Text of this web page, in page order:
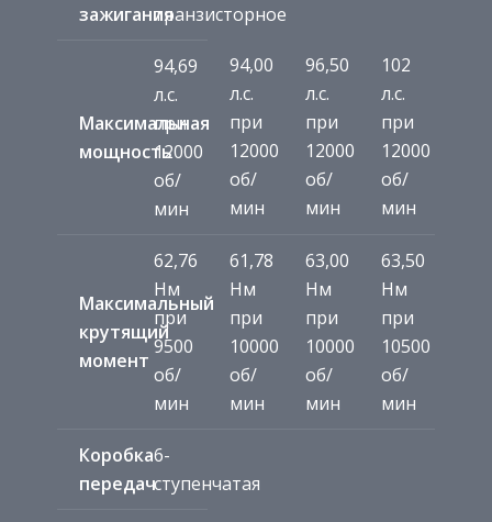
зажиганиятранзисторное
Максимальная
мощность
94,69
л.с.
при
12000
об/
мин
94,00
л.с.
при
12000
об/
мин
96,50
л.с.
при
12000
об/
мин
102
л.с.
при
12000
об/
мин
Максимальный
крутящий
момент
62,76
Нм
при
9500
об/
мин
61,78
Нм
при
10000
об/
мин
63,00
Нм
при
10000
об/
мин
63,50
Нм
при
10500
об/
мин
Коробка
передач
6-
ступенчатая